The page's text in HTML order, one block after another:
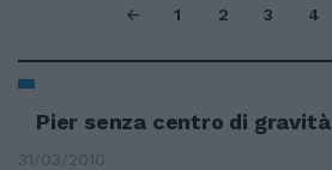
1 2 3 4
Pier senza centro di gravità
31/03/2010